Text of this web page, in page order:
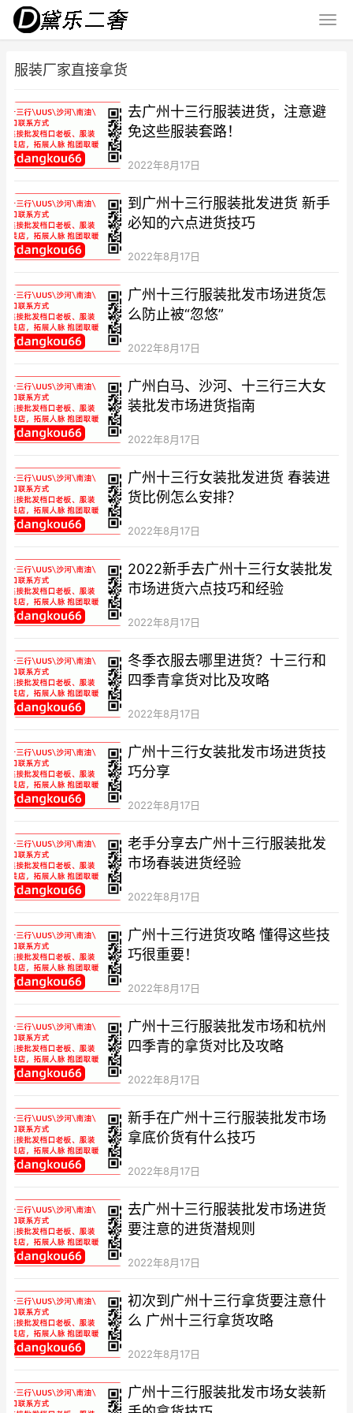
服装厂家直接拿货
去广州十三行服装进货，注意避
免这些服装套路！
2022年8月17日
到广州十三行服装批发进货 新手
必知的六点进货技巧
2022年8月17日
广州十三行服装批发市场进货怎
么防止被“忽悠”
2022年8月17日
广州白马、沙河、十三行三大女
装批发市场进货指南
2022年8月17日
广州十三行女装批发进货 春装进
货比例怎么安排？
2022年8月17日
2022新手去广州十三行女装批发
市场进货六点技巧和经验
2022年8月17日
冬季衣服去哪里进货？十三行和
四季青拿货对比及攻略
2022年8月17日
广州十三行女装批发市场进货技
巧分享
2022年8月17日
老手分享去广州十三行服装批发
市场春装进货经验
2022年8月17日
广州十三行进货攻略 懂得这些技
巧很重要！
2022年8月17日
广州十三行服装批发市场和杭州
四季青的拿货对比及攻略
2022年8月17日
新手在广州十三行服装批发市场
拿底价货有什么技巧
2022年8月17日
去广州十三行服装批发市场进货
要注意的进货潜规则
2022年8月17日
初次到广州十三行拿货要注意什
么 广州十三行拿货攻略
2022年8月17日
广州十三行服装批发市场女装新